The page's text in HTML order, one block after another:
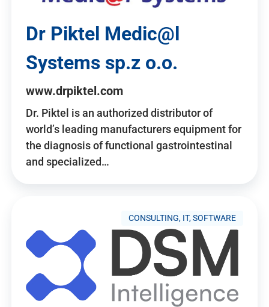
Dr Piktel Medic@l
Systems sp.z o.o.
www.drpiktel.com
Dr. Piktel is an authorized distributor of
world’s leading manufacturers equipment for
the diagnosis of functional gastrointestinal
and specialized…
CONSULTING, IT, SOFTWARE